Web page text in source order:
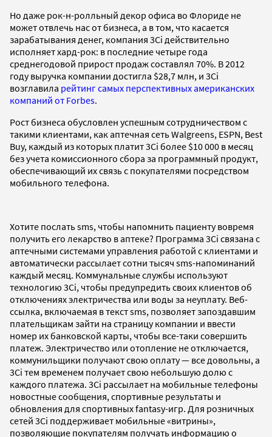
Но даже рок-н-ролльный декор офиса во Флориде не
может отвлечь нас от бизнеса, а в том, что касается
зарабатывания денег, компания 3Ci действительно
исполняет хард-рок: в последние четыре года
среднегодовой прирост продаж составлял 70%. В 2012
году выручка компании достигла $28,7 млн, и 3Ci
возглавила рейтинг самых перспективных американских
компаний от Forbes.
Рост бизнеса обусловлен успешным сотрудничеством с
такими клиентами, как аптечная сеть Walgreens, ESPN, Best
Buy, каждый из которых платит 3Ci более $10 000 в месяц
без учета комиссионного сбора за программный продукт,
обеспечивающий их связь с покупателями посредством
мобильного телефона.
Хотите послать sms, чтобы напомнить пациенту вовремя
получить его лекарство в аптеке? Программа 3Ci связана с
аптечными системами управления работой с клиентами и
автоматически рассылает сотни тысяч sms-напоминаний
каждый месяц. Коммунальные службы используют
технологию 3Ci, чтобы предупредить своих клиентов об
отключениях электричества или воды за неуплату. Веб-
ссылка, включаемая в текст sms, позволяет запоздавшим
плательщикам зайти на страницу компании и ввести
номер их банковской карты, чтобы все-таки совершить
платеж. Электричество или отопление не отключается,
коммунильщики получают свою оплату — все довольны, а
3Ci тем временем получает свою небольшую долю с
каждого платежа. 3Ci рассылает на мобильные телефоны
новостные сообщения, спортивные результаты и
обновления для спортивных fantasy-игр. Для розничных
сетей 3Ci поддерживает мобильные «витрины»,
позволяющие покупателям получать информацию о